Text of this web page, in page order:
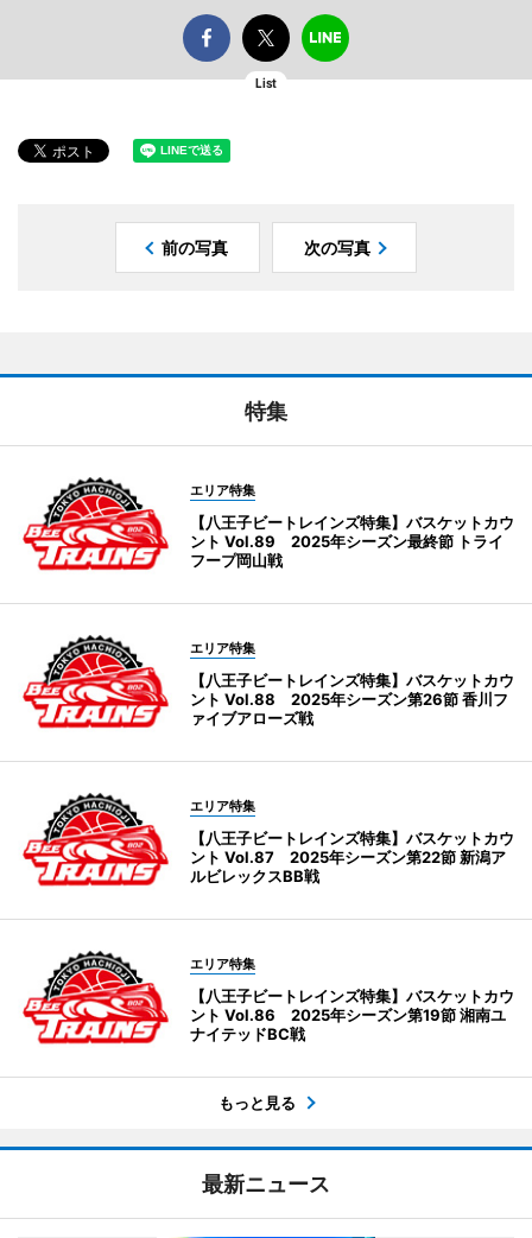
List
前の写真 次の写真
特集
エリア特集
【八王子ビートレインズ特集】バスケットカウ
ント Vol.89 2025年シーズン最終節 トライ
フープ岡山戦
エリア特集
【八王子ビートレインズ特集】バスケットカウ
ント Vol.88 2025年シーズン第26節 香川フ
ァイブアローズ戦
エリア特集
【八王子ビートレインズ特集】バスケットカウ
ント Vol.87 2025年シーズン第22節 新潟ア
ルビレックスBB戦
エリア特集
【八王子ビートレインズ特集】バスケットカウ
ント Vol.86 2025年シーズン第19節 湘南ユ
ナイテッドBC戦
もっと見る
最新ニュース